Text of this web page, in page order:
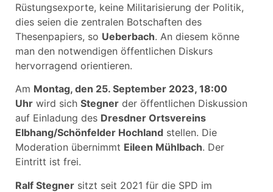
Rüstungsexporte, keine Militarisierung der Politik,
dies seien die zentralen Botschaften des
Thesenpapiers, so Ueberbach. An diesem könne
man den notwendigen öffentlichen Diskurs
hervorragend orientieren.
Am Montag, den 25. September 2023, 18:00
Uhr wird sich Stegner der öffentlichen Diskussion
auf Einladung des Dresdner Ortsvereins
Elbhang/Schönfelder Hochland stellen. Die
Moderation übernimmt Eileen Mühlbach. Der
Eintritt ist frei.
Ralf Stegner sitzt seit 2021 für die SPD im